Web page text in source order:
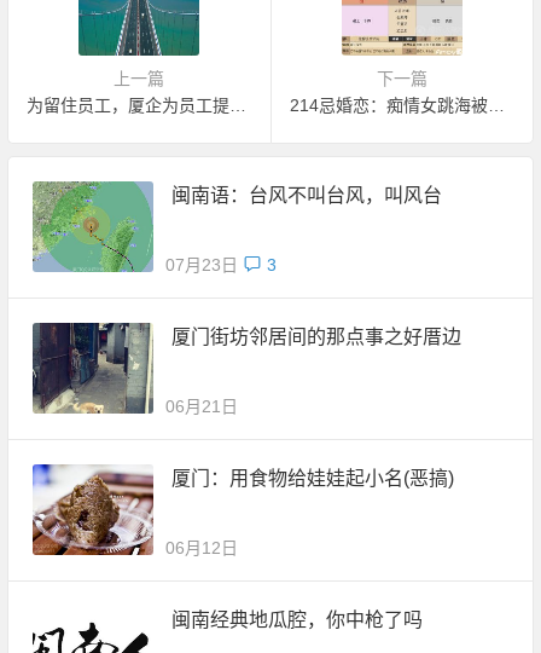
上一篇
为留住员工，厦企为员工提供海景房
下一篇
214忌婚恋：痴情女跳海被拉回
闽南语：台风不叫台风，叫风台
07月23日 3
厦门街坊邻居间的那点事之好厝边
06月21日
厦门：用食物给娃娃起小名(恶搞)
06月12日
闽南经典地瓜腔，你中枪了吗